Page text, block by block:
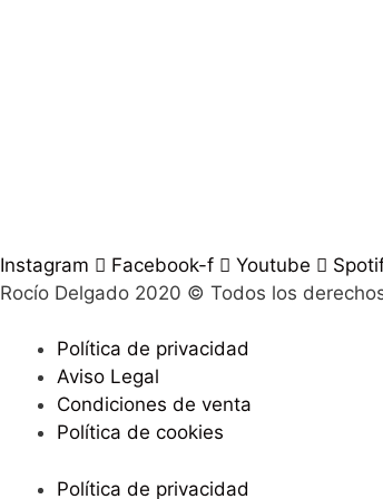
Instagram Facebook-f Youtube
Rocío Delgado 2020 © Todos los
Política de privacidad
Aviso Legal
Condiciones de venta
Política de cookies
Política de privacidad